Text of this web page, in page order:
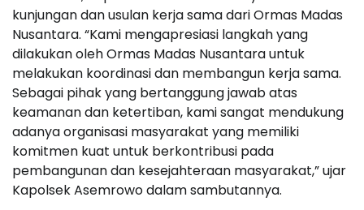
kunjungan dan usulan kerja sama dari Ormas Madas
Nusantara. “Kami mengapresiasi langkah yang
dilakukan oleh Ormas Madas Nusantara untuk
melakukan koordinasi dan membangun kerja sama.
Sebagai pihak yang bertanggung jawab atas
keamanan dan ketertiban, kami sangat mendukung
adanya organisasi masyarakat yang memiliki
komitmen kuat untuk berkontribusi pada
pembangunan dan kesejahteraan masyarakat,” ujar
Kapolsek Asemrowo dalam sambutannya.